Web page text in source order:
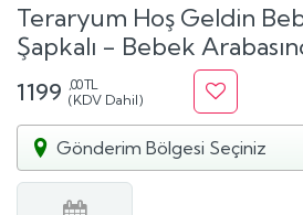
Teraryum Hoş Geldin
Şapkalı - Bebek
1199 ,00 TL
(KDV Dahil)
Gönderim Bölgesi Seçiniz